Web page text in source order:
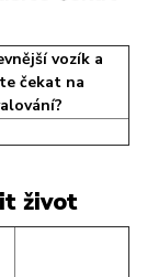
vozík a
čekat na
život